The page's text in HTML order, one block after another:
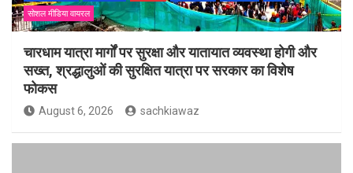
सोशल मीडिया वायरल
चारधाम यात्रा मार्गों पर सुरक्षा और यातायात व्यवस्था होगी और
सख्त, श्रद्धालुओं की सुरक्षित यात्रा पर सरकार का विशेष
फोकस
August 6, 2026 sachkiawaz